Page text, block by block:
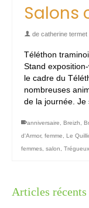
Salons
de catherine termet
Téléthon
Stand
le cadre du
nombreuses
de la journée.
anniversaire Breizh
d'Armor, femme Le
femmes salon Trégueux
Articles récents